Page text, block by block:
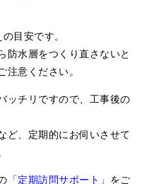
目安です。
防水層をつくり直さないと
意ください。
ッチリですので、工事後の
ど、定期的にお伺いさせて
「定期訪問サポート」 をご